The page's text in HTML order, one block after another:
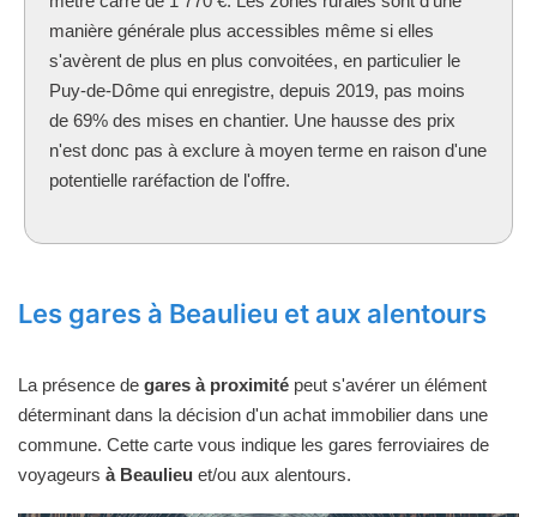
manière générale plus accessibles même si elles
s'avèrent de plus en plus convoitées, en particulier le
Puy-de-Dôme qui enregistre, depuis 2019, pas moins
de 69% des mises en chantier. Une hausse des prix
n'est donc pas à exclure à moyen terme en raison d'une
potentielle raréfaction de l'offre.
Les gares à Beaulieu et aux alentours
La présence de gares à proximité peut s'avérer un élément
déterminant dans la décision d'un achat immobilier dans une
commune. Cette carte vous indique les gares ferroviaires de
voyageurs à Beaulieu et/ou aux alentours.